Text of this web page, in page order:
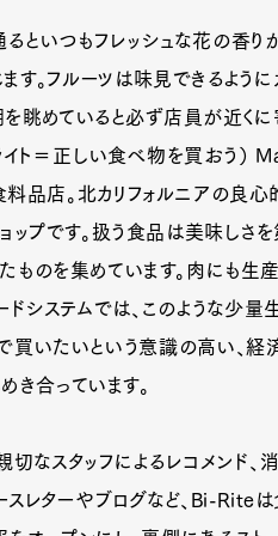
Pen
といつもフレッシュな花の香
す。フルーツは味見できるよう
眺めていると必ず店員が近くに
ト＝正しい食べ物を買おう）
品店。北カリフォルニアの良
ップです。扱う食品は美味しさ
たものを集めています。肉にも
ドシステムでは、このような少
買いたいという意識の高い、
き合っています。
切なスタッフによるレコメンド
スレターやブログなど、Bi-Rite